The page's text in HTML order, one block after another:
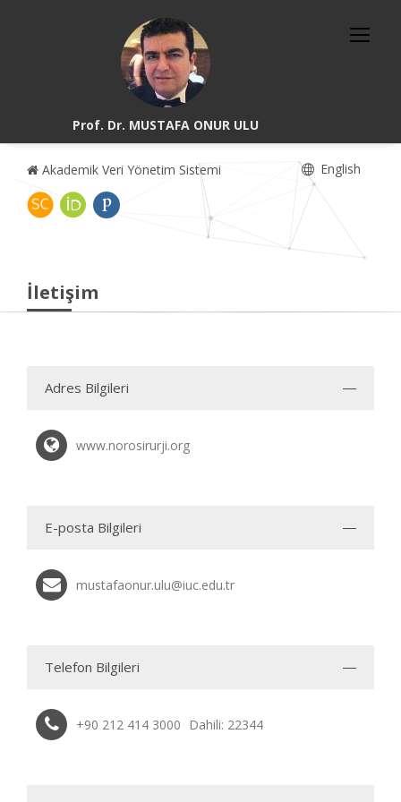
Prof. Dr. MUSTAFA ONUR ULU
Akademik Veri Yönetim Sistemi English
İletişim
Adres Bilgileri
www.norosirurji.org
E-posta Bilgileri
mustafaonur.ulu@iuc.edu.tr
Telefon Bilgileri
+90 212 414 3000 Dahili: 22344